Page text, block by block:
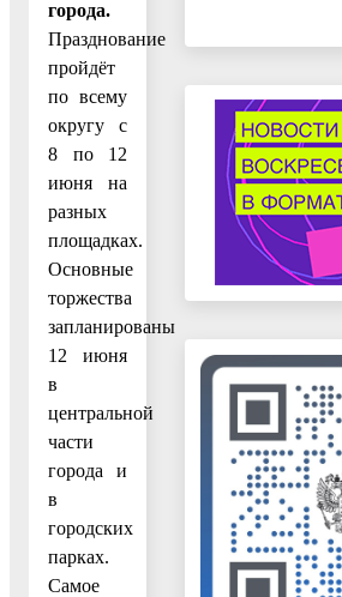
города.
Празднование
пройдёт
по всему
округу с
8 по 12
июня на
разных
площадках.
Основные
торжества
запланированы
12 июня
в
центральной
части
города и
в
городских
парках.
Самое